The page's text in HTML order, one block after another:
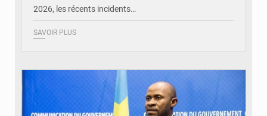
2026, les récents incidents…
SAVOIR PLUS